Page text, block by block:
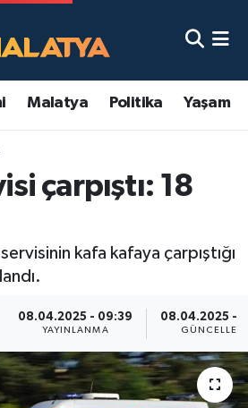
Malatya Politika Yaşam
çarpıştı: 18
kafa kafaya çarpıştığı
08.04.2025 - 09:39
YAYINLANMA
08.04.2025 -
Eczaneler
Vakitleri
Haritası
Puan Durumu ve Fikstür